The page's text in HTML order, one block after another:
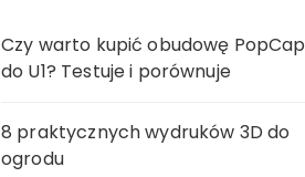
Czy warto kupić obudowę PopCap
do U1? Testuje i porównuje
8 praktycznych wydruków 3D do
ogrodu